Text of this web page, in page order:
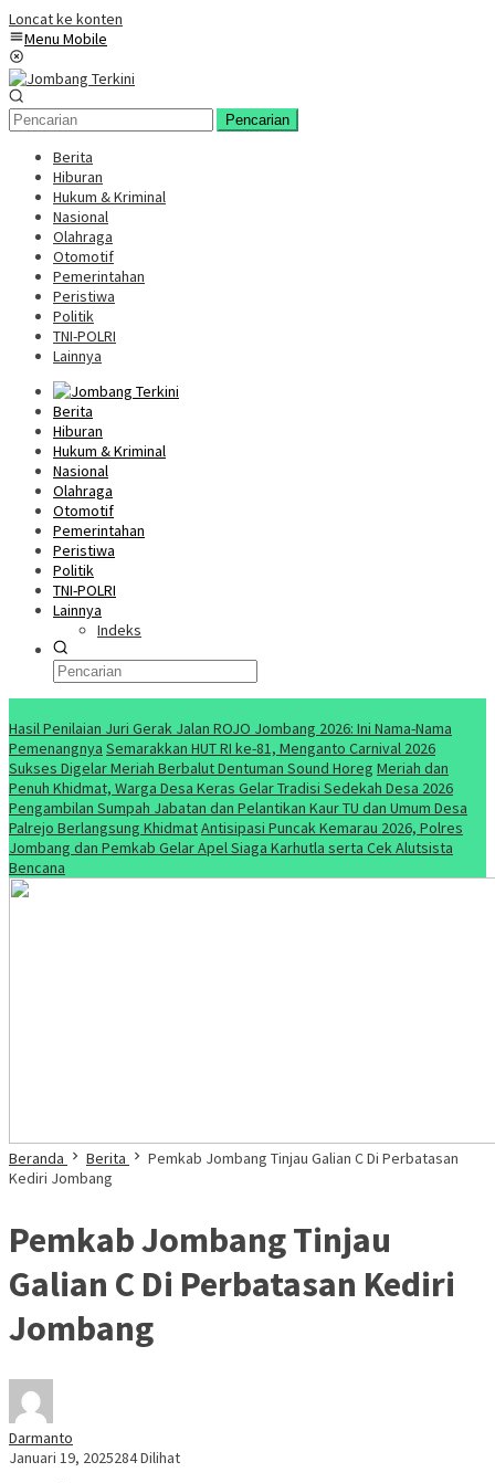
Loncat ke konten
Menu Mobile
Pencarian
Berita
Hiburan
Hukum & Kriminal
Nasional
Olahraga
Otomotif
Pemerintahan
Peristiwa
Politik
TNI-POLRI
Lainnya
Berita
Hiburan
Hukum & Kriminal
Nasional
Olahraga
Otomotif
Pemerintahan
Peristiwa
Politik
TNI-POLRI
Lainnya
Indeks
Hasil Penilaian Juri Gerak Jalan ROJO Jombang 2026: Ini Nama-Nama
Pemenangnya Semarakkan HUT RI ke-81, Menganto Carnival 2026
Sukses Digelar Meriah Berbalut Dentuman Sound Horeg Meriah dan
Penuh Khidmat, Warga Desa Keras Gelar Tradisi Sedekah Desa 2026
Pengambilan Sumpah Jabatan dan Pelantikan Kaur TU dan Umum Desa
Palrejo Berlangsung KhidmatAntisipasi Puncak Kemarau 2026, Polres
Jombang dan Pemkab Gelar Apel Siaga Karhutla serta Cek Alutsista
Bencana
Beranda Berita
Pemkab Jombang Tinjau Galian C Di Perbatasan
Kediri Jombang
Pemkab Jombang Tinjau
Galian C Di Perbatasan Kediri
Jombang
Darmanto
Januari 19, 2025284 Dilihat